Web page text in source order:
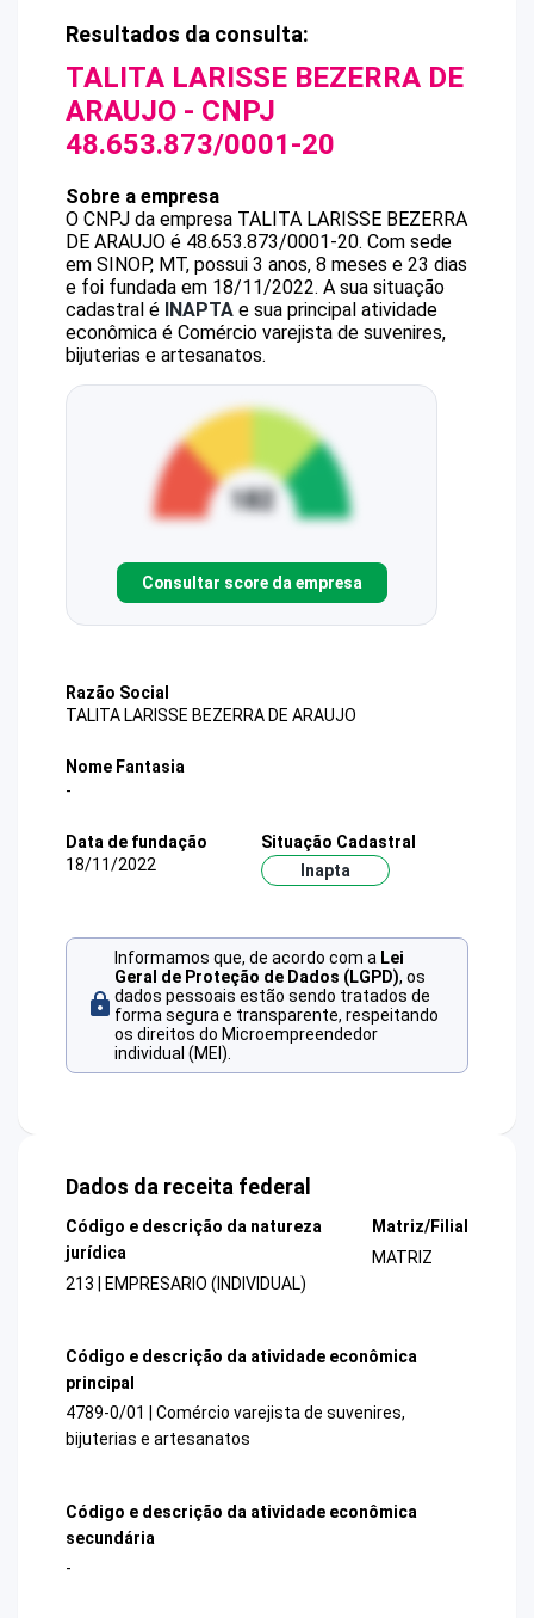
Resultados da consulta:
TALITA LARISSE BEZERRA DE
ARAUJO - CNPJ
48.653.873/0001-20
Sobre a empresa
O CNPJ da empresa TALITA LARISSE BEZERRA
DE ARAUJO é 48.653.873/0001-20. Com sede
em SINOP, MT, possui 3 anos, 8 meses e 23 dias
e foi fundada em 18/11/2022. A sua situação
cadastral é INAPTA e sua principal atividade
econômica é Comércio varejista de suvenires,
bijuterias e artesanatos.
Consultar score da empresa
Razão Social
TALITA LARISSE BEZERRA DE ARAUJO
Nome Fantasia
-
Data de fundação
18/11/2022
Situação Cadastral
Inapta
Informamos que, de acordo com a Lei
Geral de Proteção de Dados (LGPD), os
dados pessoais estão sendo tratados de
forma segura e transparente, respeitando
os direitos do Microempreendedor
individual (MEI).
Dados da receita federal
Código e descrição da natureza
jurídica
213 | EMPRESARIO (INDIVIDUAL)
Matriz/Filial
MATRIZ
Código e descrição da atividade econômica
principal
4789-0/01 | Comércio varejista de suvenires,
bijuterias e artesanatos
Código e descrição da atividade econômica
secundária
-